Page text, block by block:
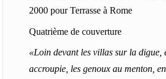
2000 pour Terrasse à Rome
Quatrième de couverture
«Loin devant les villas sur la digue,
accroupie, les genoux au menton,